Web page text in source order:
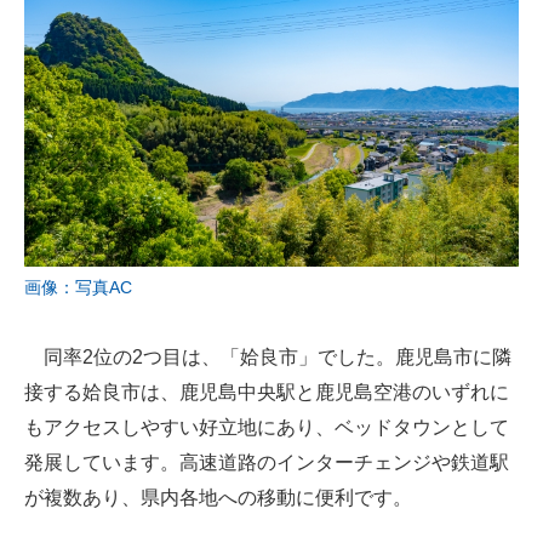
画像：写真AC
同率2位の2つ目は、「姶良市」でした。鹿児島市に隣
接する姶良市は、鹿児島中央駅と鹿児島空港のいずれに
もアクセスしやすい好立地にあり、ベッドタウンとして
発展しています。高速道路のインターチェンジや鉄道駅
が複数あり、県内各地への移動に便利です。